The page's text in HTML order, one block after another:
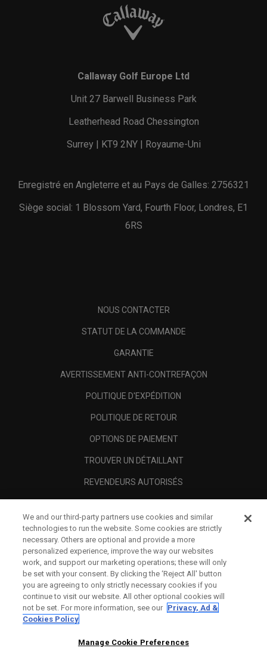
Callaway Golf Europe Ltd
Unit 27 Barwell Business Park
Leatherhead Road Chessington
Surrey | KT9 2NY | Royaume-Uni
Enregistré en Angleterre et au Pays de Galles: 2756321
Siège social: 1 Blossom Yard, Fourth Floor, Londres, E1
6RS
NOUS CONTACTER
STATUT DE LA COMMANDE
GARANTIE
AVERTISSEMENT ANTI-CONTREFAÇON
POLITIQUE D'EXPÉDITION
POLITIQUE DE RETOUR
OPTIONS DE PAIEMENT
TROUVER UN DÉTAILLANT
REVENDEURS AUTORISÉS
A PROPOS
MENTIONS LÉGALES
We and our third-party partners use cookies and similar
technologies to run the website. Some cookies are strictly
necessary. Others are optional and provide a more
personalized experience, improve the way our websites
work, and support our marketing operations; these will only
be set with your consent. By clicking the ‘Reject All' button
you are agreeing to only strictly necessary cookies if you
continue to visit our website. All other optional cookies will
not be set. For more information, see our Privacy, Ad &
Cookies Policy
Manage Cookie Preferences